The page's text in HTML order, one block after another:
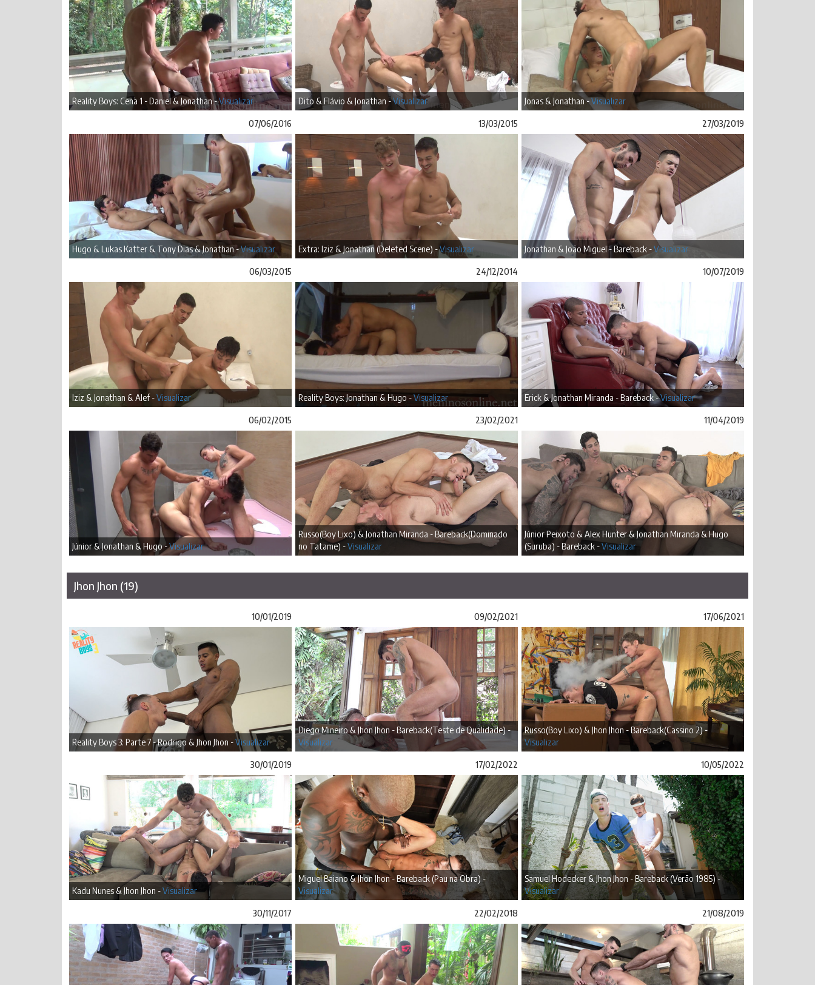
Reality Boys: Cena 1 - Daniel & Jonathan -Visualizar Dito & Flávio & Jonathan -Visualizar Jonas & Jonathan -Visualizar
07/06/2016
Hugo & Lukas Katter & Tony Dias & Jonathan -Visualizar
13/03/2015
Extra: Iziz & Jonathan (Deleted Scene) -Visualizar
27/03/2019
Jonathan & João Miguel - Bareback -Visualizar
06/03/2015
Iziz & Jonathan & Alef -Visualizar
24/12/2014
Reality Boys: Jonathan & Hugo -Visualizar
10/07/2019
Erick & Jonathan Miranda - Bareback -Visualizar
06/02/2015
Júnior & Jonathan & Hugo -Visualizar
23/02/2021
Russo(Boy Lixo) & Jonathan Miranda - Bareback(Dominado
no Tatame) -Visualizar
11/04/2019
Júnior Peixoto & Alex Hunter & Jonathan Miranda & Hugo
(Suruba) - Bareback -Visualizar
Jhon Jhon (19)
10/01/2019
Reality Boys 3: Parte 7 - Rodrigo & Jhon Jhon -Visualizar
09/02/2021
Diego Mineiro & Jhon Jhon - Bareback(Teste de Qualidade) -
Visualizar
17/06/2021
Russo(Boy Lixo) & Jhon Jhon - Bareback(Cassino 2) -
Visualizar
30/01/2019
Kadu Nunes & Jhon Jhon -Visualizar
17/02/2022
Miguel Baiano & Jhon Jhon - Bareback (Pau na Obra) -
Visualizar
10/05/2022
Samuel Hodecker & Jhon Jhon - Bareback (Verão 1985) -
Visualizar
30/11/2017 22/02/2018 21/08/2019